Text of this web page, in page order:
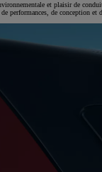
et plaisir de
performances, de conception et